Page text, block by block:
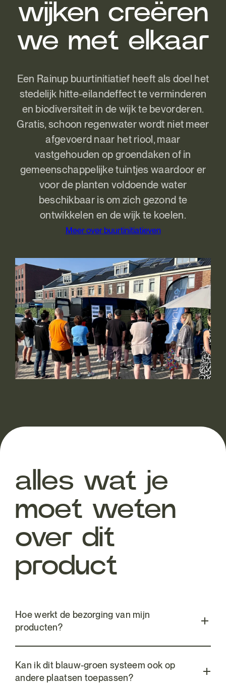
wijken creëren
we met elkaar
Een Rainup buurtinitiatief heeft als doel het
stedelijk hitte-eilandeffect te verminderen
en biodiversiteit in de wijk te bevorderen.
Gratis, schoon regenwater wordt niet meer
afgevoerd naar het riool, maar
vastgehouden op groendaken of in
gemeenschappelijke tuintjes waardoor er
voor de planten voldoende water
beschikbaar is om zich gezond te
ontwikkelen en de wijk te koelen.
Meer over buurtinitiatieven
alles wat je
moet weten
over dit
product
Hoe werkt de bezorging van mijn
producten?
Kan ik dit blauw-groen systeem ook op
andere plaatsen toepassen?